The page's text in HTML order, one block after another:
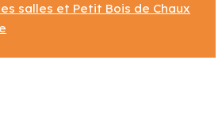
salles et Petit Bois de Chaux